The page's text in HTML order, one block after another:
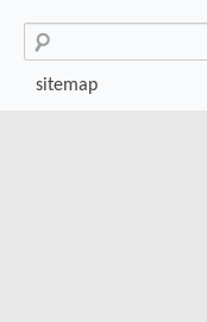
Search
for:
sitemap